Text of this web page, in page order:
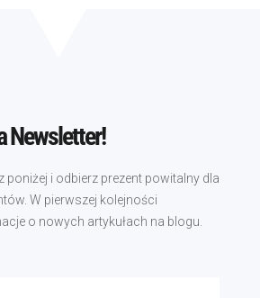
Newsletter!
poniżej i odbierz prezent powitalny dla
W pierwszej kolejności
o nowych artykułach na blogu.